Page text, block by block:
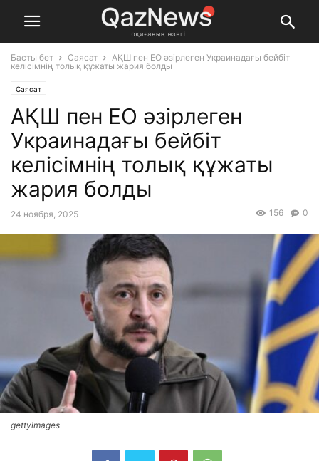
Басты бет Саясат
АҚШ пен ЕО әзірлеген Украинадағы бейбіт
келісімнің толық құжаты жария болды
Саясат
АҚШ пен ЕО әзірлеген
Украинадағы бейбіт
келісімнің толық құжаты
жария болды
24 ноября, 2025 0
156
gettyimages